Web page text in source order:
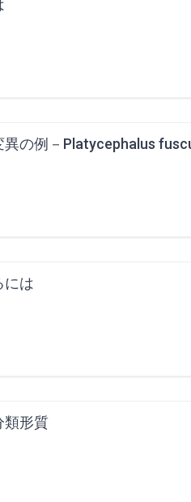
異の例－Platycephalus
には
類形質